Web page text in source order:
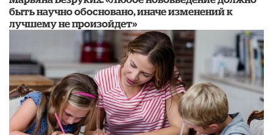
быть научно обосновано, иначе изменений к
лучшему не произойдет»